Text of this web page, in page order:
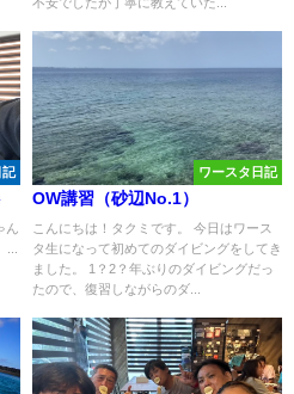
記 ワースタ日記
OW講習（砂辺No.1）
こんにちは！タクミです。 今日はワース
タ生になって初めてのダイビングをしてき
ました。 1？2？年ぶりのダイビングだっ
たので、復習しながらのダ...